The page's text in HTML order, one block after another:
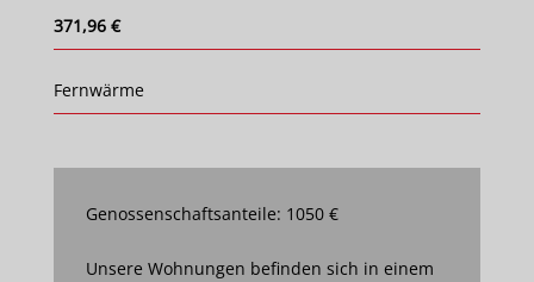
371,96 €
Fernwärme
Genossenschaftsanteile: 1050 €
Unsere Wohnungen befinden sich in einem